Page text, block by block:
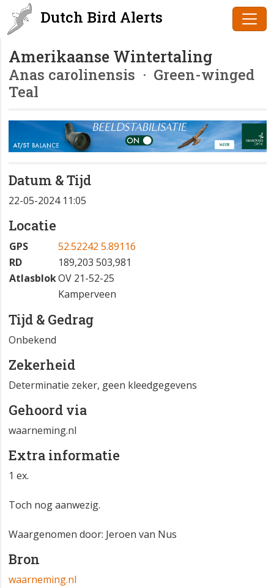
Dutch Bird Alerts
Amerikaanse Wintertaling
Anas carolinensis · Green-winged
Teal
Datum & Tijd
22-05-2024 11:05
Locatie
GPS
52.52242 5.89116
RD
189,203 503,981
AtlasblokOV 21-52-25
Kamperveen
Tijd & Gedrag
Onbekend
Zekerheid
Determinatie zeker, geen kleedgegevens
Gehoord via
waarneming.nl
Extra informatie
1 ex.
Toch nog aanwezig.
Waargenomen door: Jeroen van Nus
Bron
waarneming.nl